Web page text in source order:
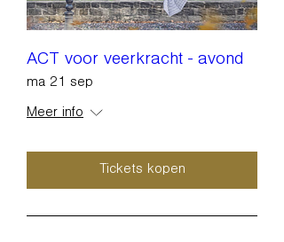
ACT voor veerkracht - avond
ma 21 sep
Meer info
Tickets kopen